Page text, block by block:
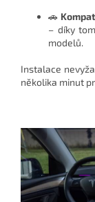
🚗
– díky
modelů.
Instalace
několika minut